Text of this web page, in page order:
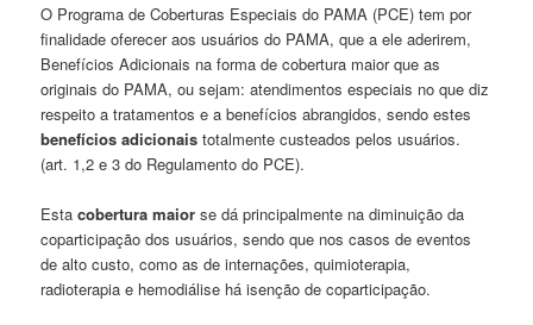
O Programa de Coberturas Especiais do PAMA (PCE) tem por
finalidade oferecer aos usuários do PAMA, que a ele aderirem,
Benefícios Adicionais na forma de cobertura maior que as
originais do PAMA, ou sejam: atendimentos especiais no que diz
respeito a tratamentos e a benefícios abrangidos, sendo estes
benefícios adicionais totalmente custeados pelos usuários.
(art. 1,2 e 3 do Regulamento do PCE).
Estacobertura maior se dá principalmente na diminuição da
coparticipação dos usuários, sendo que nos casos de eventos
de alto custo, como as de internações, quimioterapia,
radioterapia e hemodiálise há isenção de coparticipação.